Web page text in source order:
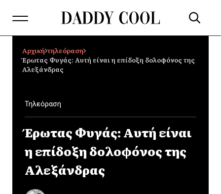
Αρχική τηλεόραση
Έρωτας Φυγάς: Αυτή είναι η επίδοξη δολοφόνος της
Αλεξάνδρας
Τηλεόραση
Έρωτας Φυγάς: Αυτή είναι
η επίδοξη δολοφόνος της
Αλεξάνδρας